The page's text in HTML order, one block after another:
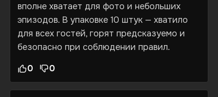
вполне хватает для фото и небольших
эпизодов. В упаковке 10 штук — хватило
для всех гостей, горят предсказуемо и
безопасно при соблюдении правил.
0 0